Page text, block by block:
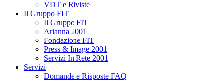
VDT e Riviste
Il Gruppo FIT
Il Gruppo FIT
Arianna 2001
Fondazione FIT
Press & Image 2001
Servizi In Rete 2001
Servizi
Domande e Risposte FAQ